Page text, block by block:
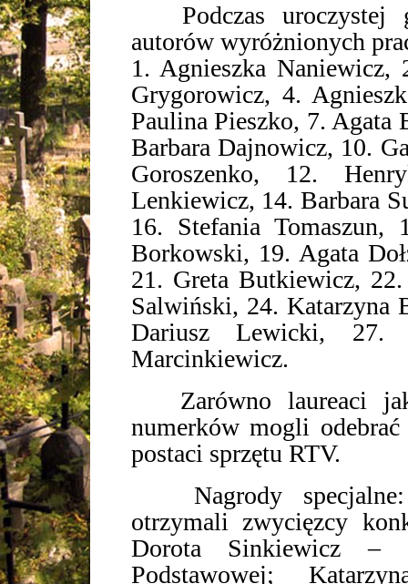
Podczas uroczystej
autorów wyróżnionych
1. Agnieszka Naniewicz,
Grygorowicz, 4.
Paulina Pieszko, 7.
Barbara Dajnowicz, 10.
Goroszenko, 12.
Lenkiewicz, 14. Barbara
16. Stefania
Borkowski, 19. Agata
21. Greta Butkiewicz,
Salwiński, 24. Katarzyna
Dariusz Lewicki, 27.
Marcinkiewicz.
Zarówno laureaci
numerków mogli
postaci sprzętu RTV.
Nagrody specjalne:
otrzymali zwycięzcy
Dorota Sinkiewicz –
Podstawowej;